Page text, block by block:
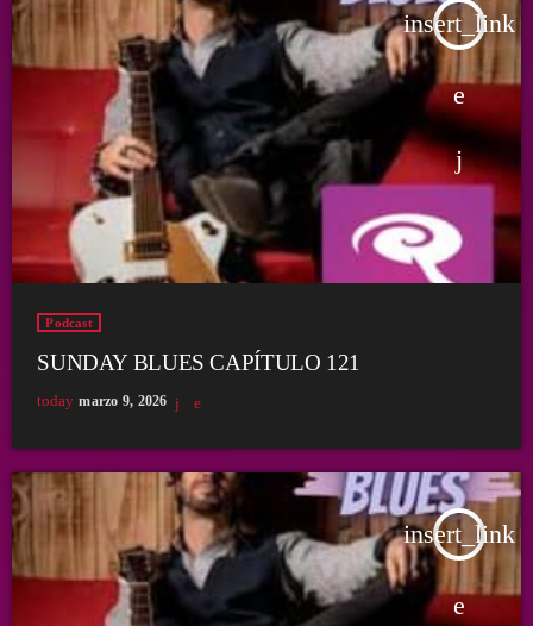
insert_link
Podcast
SUNDAY BLUES CAPÍTULO 121
today marzo 9, 2026
insert_link